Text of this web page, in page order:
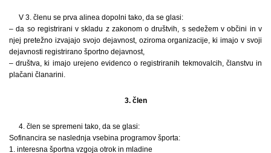
V 3. členu se prva alinea dopolni tako, da se glasi:
– da so registrirani v skladu z zakonom o društvih, s sedežem v občini in v
njej pretežno izvajajo svojo dejavnost, oziroma organizacije, ki imajo v svoji
dejavnosti registrirano športno dejavnost,
– društva, ki imajo urejeno evidenco o registriranih tekmovalcih, članstvu in
plačani članarini.
3. člen
4. člen se spremeni tako, da se glasi:
Sofinancira se naslednja vsebina programov športa:
1. interesna športna vzgoja otrok in mladine